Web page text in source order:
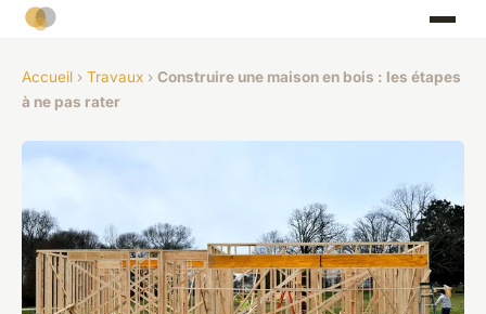
Accueil › Travaux › Construire une maison en bois : les étapes
à ne pas rater